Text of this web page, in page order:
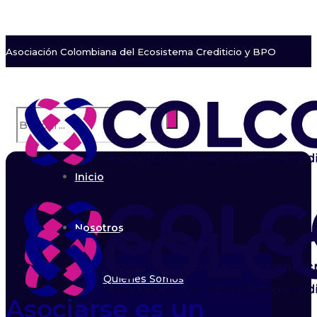
Asociación Colombiana del Ecosistema Crediticio y BPO
Inicio
Nosotros
Quiénes Somos
Asociarse es un